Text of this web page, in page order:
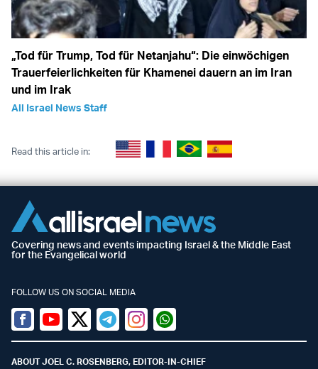
„Tod für Trump, Tod für Netanjahu“: Die einwöchigen
Trauerfeierlichkeiten für Khamenei dauern an im Iran
und im Irak
All Israel News Staff
Read this article in:
Covering news and events impacting Israel & the Middle East
for the Evangelical world
FOLLOW US ON SOCIAL MEDIA
Facebook
YoutubeTwitter (X)
TelegramInstagramWhatsapp
ABOUT JOEL C. ROSENBERG, EDITOR-IN-CHIEF